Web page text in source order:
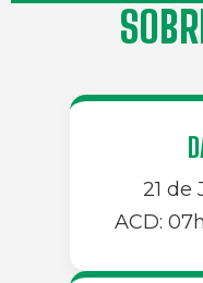
21 de
ACD: